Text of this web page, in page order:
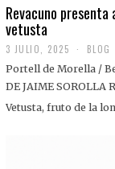
Revacuno
vetusta
3 JULIO, 2025
J
U
I
BLOG
Portell de Morella /
DE JAIME SOROLLA
Vetusta, fruto de la